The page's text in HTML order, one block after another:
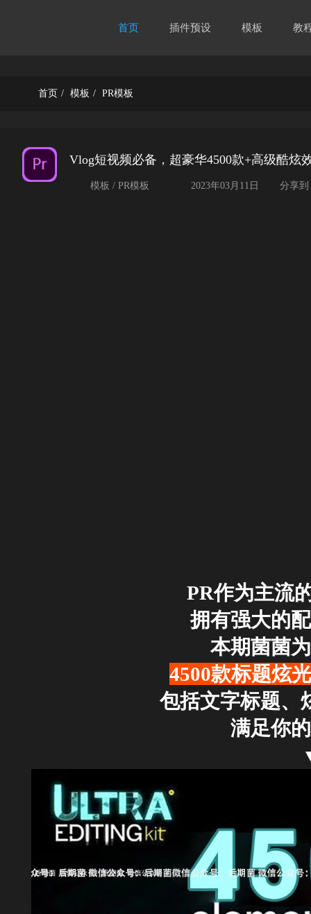
首页 插件预设 模板 教
首页 / 模板 / PR模板
Vlog短视频必备，超豪华4500款+高级酷炫
模板 / PR模板 2023年03月11日 分享到
PR作为主流
拥有强大的
本期菌菌
4500款标题炫
包括文字标题、
满足你